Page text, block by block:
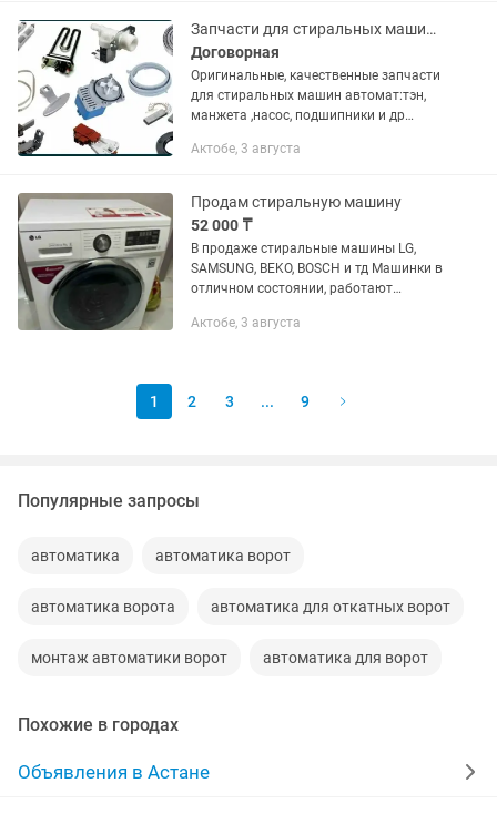
Запчасти для стиральных машин тэн насос подшипники и т д
Договорная
Оригинальные, качественные запчасти
для стиральных машин автомат:тэн,
манжета ,насос, подшипники и др
Актобе, 3 августа
Продам стиральную машину
52 000 ₸
В продаже стиральные машины LG,
SAMSUNG, BEKO, BOSCH и тд Машинки в
отличном состоянии, работают
тесты. Машинки чистые и
Актобе, 3 августа
1 2 3 ... 9
Популярные запросы
автоматика автоматика ворот
автоматика ворота автоматика для откатных ворот
монтаж автоматики ворот автоматика для ворот
Похожие в городах
Объявления в Астане